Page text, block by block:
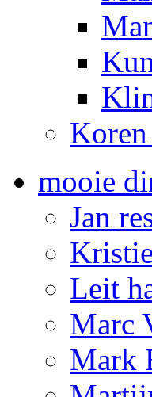
mooie
Jan
Leit
Marc
Mark